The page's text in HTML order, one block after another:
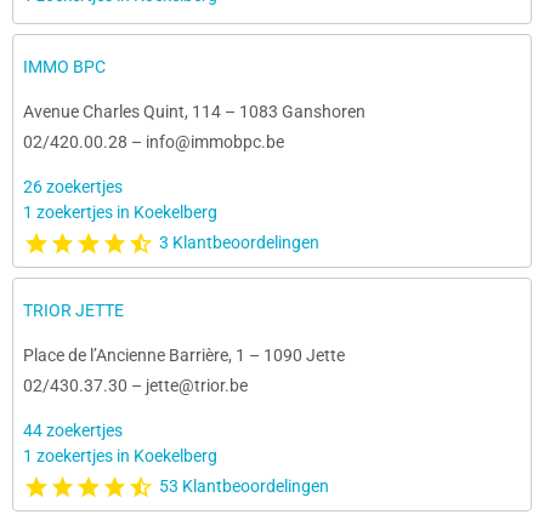
IMMO BPC
Avenue Charles Quint, 114 – 1083 Ganshoren
02/420.00.28 – info@immobpc.be
26 zoekertjes
1 zoekertjes in Koekelberg
3 Klantbeoordelingen
TRIOR JETTE
Place de l’Ancienne Barrière, 1 – 1090 Jette
02/430.37.30 – jette@trior.be
44 zoekertjes
1 zoekertjes in Koekelberg
53 Klantbeoordelingen